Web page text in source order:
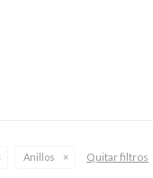
Anillos Quitar filtros